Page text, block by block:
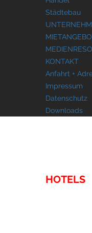
Städtebau
KONTAKT
Anfahrt +
Impressum
Datenschutz
Downloads
HOTELS